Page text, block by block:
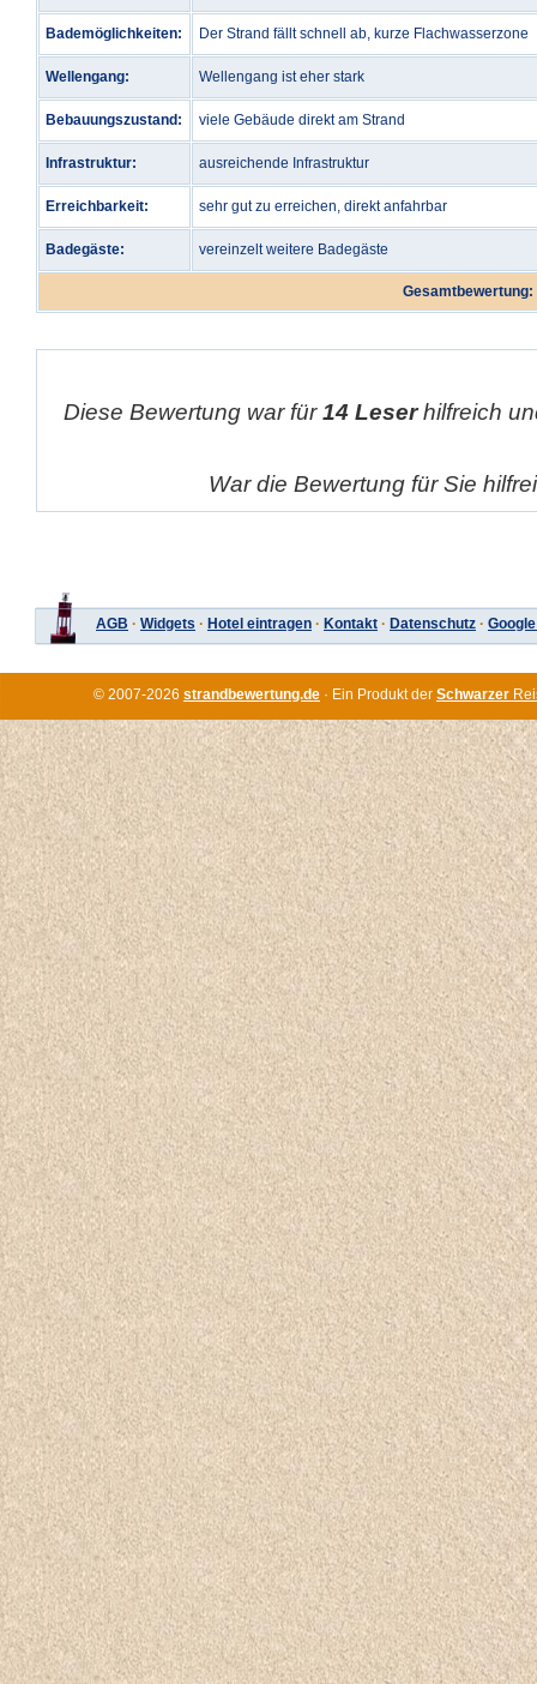
Bademöglichkeiten: Der Strand fällt schnell ab, kurze Flachwasserzone
Wellengang: Wellengang ist eher stark
Bebauungszustand: viele Gebäude direkt am Strand
Infrastruktur: ausreichende Infrastruktur
Erreichbarkeit: sehr gut zu erreichen, direkt anfahrbar
Badegäste: vereinzelt weitere Badegäste
Gesamtbewertung:
Diese Bewertung war für14 Leserhilfreich
War die Bewertung für Sie
AGB · Widgets · Hotel eintragen · Kontakt · Datenschutz ·
© 2007-2026 strandbewertung.de · Ein Produkt der Schwarzer